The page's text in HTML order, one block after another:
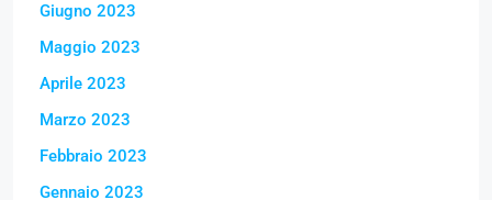
Giugno 2023
Maggio 2023
Aprile 2023
Marzo 2023
Febbraio 2023
Gennaio 2023